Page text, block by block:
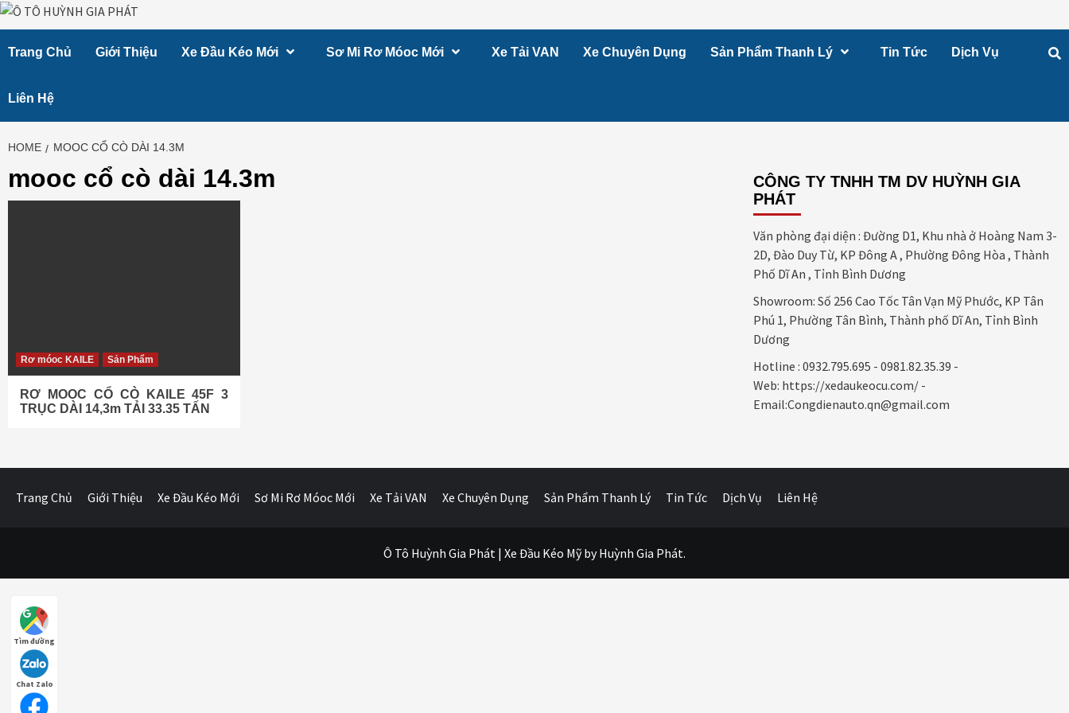
Skip
toTrang Chủ Giới Thiệu Xe Đầu Kéo Mới Sơ Mi Rơ Móoc Mới Xe Tải VAN Xe Chuyên Dụng Sản Phẩm Thanh Lý Tin Tức Dịch Vụ
Liên Hệ
HOME MOOC CỔ CÒ DÀI 14.3M
mooc cổ cò dài 14.3m
Rơ móoc KAILE Sản Phẩm
RƠ MOOC CỔ CÒ KAILE 45F 3
TRỤC DÀI 14,3m TẢI 33.35 TẤN
CÔNG TY TNHH TM DV HUỲNH GIA
PHÁT
Văn phòng đại diện : Đường D1, Khu nhà ở Hoàng Nam 3-
2D, Đào Duy Từ, KP Đông A , Phường Đông Hòa , Thành
Phố Dĩ An , Tỉnh Bình Dương
Showroom: Số 256 Cao Tốc Tân Vạn Mỹ Phước, KP Tân
Phú 1, Phường Tân Bình, Thành phố Dĩ An, Tỉnh Bình
Dương
Hotline : 0932.795.695 - 0981.82.35.39 -
Web: https://xedaukeocu.com/ -
Email:Congdienauto.qn@gmail.com
Tìm đường
Chat Zalo
Trang Chủ Giới Thiệu Xe Đầu Kéo Mới Sơ Mi Rơ Móoc Mới Xe Tải VAN Xe Chuyên Dụng Sản Phẩm Thanh Lý Tin Tức Dịch Vụ Liên Hệ
Ô Tô Huỳnh Gia Phát | Xe Đầu Kéo Mỹby Huỳnh Gia Phát.